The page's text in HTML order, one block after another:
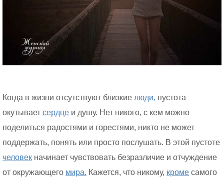
Когда в жизни отсутствуют близкие люди, пустота
окутывает сердце и душу. Нет никого, с кем можно
поделиться радостями и горестями, никто не может
поддержать, понять или просто послушать. В этой пустоте
человек начинает чувствовать безразличие и отчуждение
от окружающего мира. Кажется, что никому, кроме самого